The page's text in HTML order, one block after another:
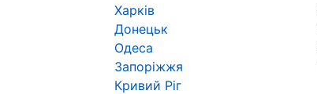
Харків
Донецьк
Одеса
Запоріжжя
Кривий Ріг